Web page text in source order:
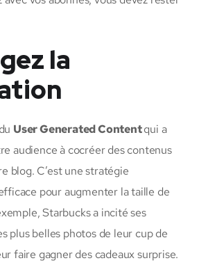
la
User Generated Contentqui a
audience à cocréer des contenus
blog. C’est une stratégie
pour augmenter la taille de
Starbucks a incité ses
plus belles photos de leur cup de
faire gagner des cadeaux surprise.